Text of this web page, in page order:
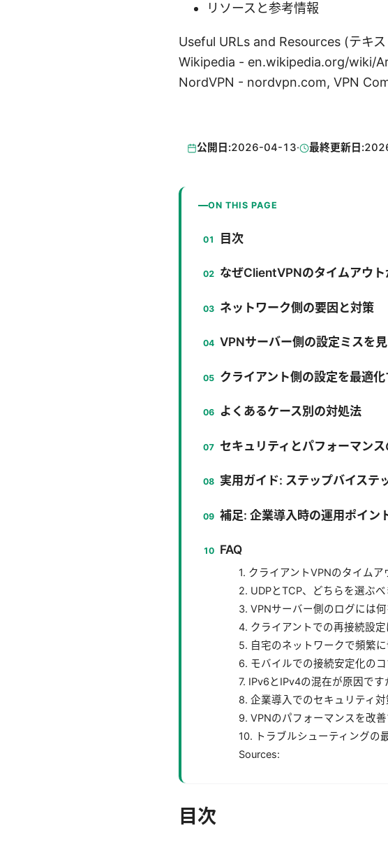
リソースと参考情報
Useful URLs and Resources (テキ
Wikipedia - en.wikipedia.org/wiki/
NordVPN - nordvpn.com, VPN
公開日:2026-04-13· 最終更新日:
ON THIS PAGE
目次
なぜClientVPNのタイムアウ
ネットワーク側の要因と対策
VPNサーバー側の設定ミスを
クライアント側の設定を最適
よくあるケース別の対処法
セキュリティとパフォーマン
実用ガイド: ステップバイステ
補足: 企業導入時の運用ポイン
FAQ
1. クライアントVPNのタイム
2. UDPとTCP、どちらを選ぶべ
3. VPNサーバー側のログには
4. クライアントでの再接続設
5. 自宅のネットワークで頻繁
6. モバイルでの接続安定化のコ
7. IPv6とIPv4の混在が原因です
8. 企業導入でのセキュリティ対
9. VPNのパフォーマンスを改
10. トラブルシューティングの
Sources:
目次